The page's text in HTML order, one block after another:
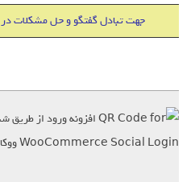
جهت تبادل گفتگو و حل مشکلات در